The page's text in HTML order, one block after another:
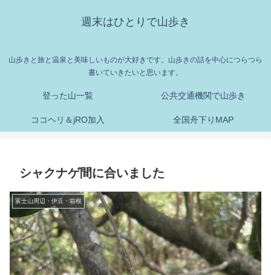
週末はひとりで山歩き
山歩きと旅と温泉と美味しいものが大好きです。山歩きの話を中心につらつら
書いていきたいと思います。
登った山一覧 公共交通機関で山歩き
ココヘリ＆jRO加入 全国舟下りMAP
シャクナゲ間に合いました
富士山周辺・伊豆・箱根